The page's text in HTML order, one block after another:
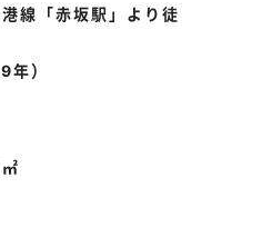
線「赤坂駅」より徒
）